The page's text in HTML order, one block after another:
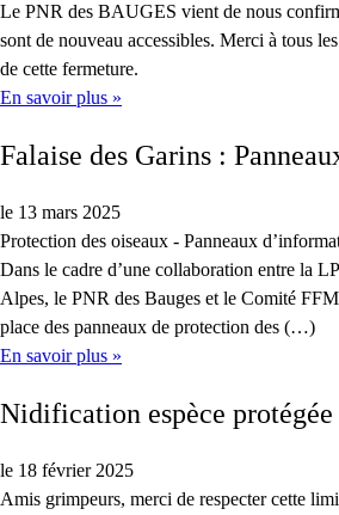
Le PNR des BAUGES vient de nous
sont de nouveau accessibles. Merci à tous
de cette fermeture.
En savoir plus »
Falaise des Garins :
le 13 mars 2025
Protection des oiseaux - Panneaux
Dans le cadre d’une collaboration entre la
Alpes, le PNR des Bauges et le Comité
place des panneaux de protection des (…)
En savoir plus »
Nidification espèce protégée
le 18 février 2025
Amis grimpeurs, merci de respecter cette